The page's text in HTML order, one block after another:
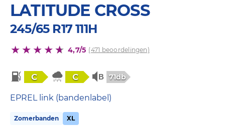
LATITUDE CROSS
245/65 R17 111H
4,7/5 (471 beoordelingen)
C C 71db
EPREL link (bandenlabel)
Zomerbanden XL